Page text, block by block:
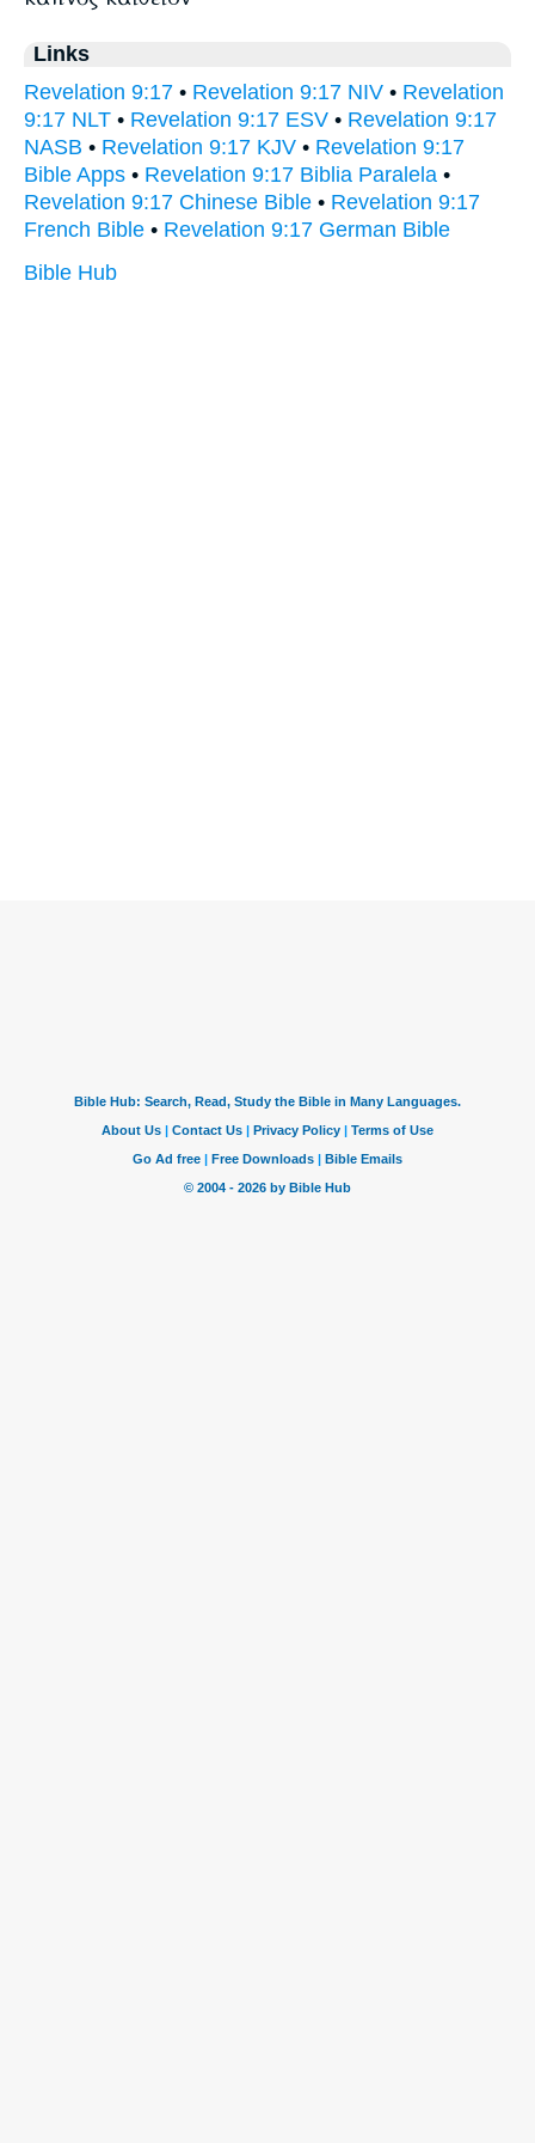
Links
Revelation 9:17 • Revelation 9:17 NIV • Revelation
9:17 NLT • Revelation 9:17 ESV • Revelation 9:17
NASB • Revelation 9:17 KJV • Revelation 9:17
Bible Apps • Revelation 9:17 Biblia Paralela •
Revelation 9:17 Chinese Bible • Revelation 9:17
French Bible • Revelation 9:17 German Bible
Bible Hub